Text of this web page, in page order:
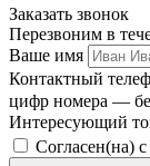
Заказать звонок
Перезвоним в
Ваше имя
Контактный
цифр номера —
Интересующий
Согласен(на) с